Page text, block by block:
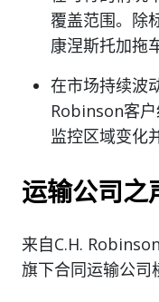
覆盖范围。除
康涅斯托加拖
在市场持续波
Robinson客
监控区域变化
运输公司之
来自C.H.
旗下合同运输公司